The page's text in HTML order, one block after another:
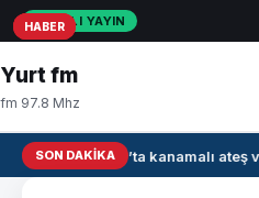
CANLI YAYIN
Yurt fm
fm 97.8 Mhz
SON DAKIKAIrak’ta kanamalı ateş
HABER
HABER
HABER